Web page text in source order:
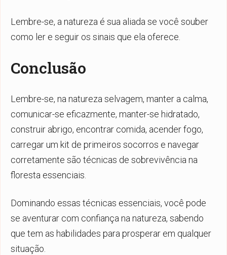
Lembre-se, a natureza é sua aliada se você souber
como ler e seguir os sinais que ela oferece.
Conclusão
Lembre-se, na natureza selvagem, manter a calma,
comunicar-se eficazmente, manter-se hidratado,
construir abrigo, encontrar comida, acender fogo,
carregar um kit de primeiros socorros e navegar
corretamente são técnicas de sobrevivência na
floresta essenciais.
Dominando essas técnicas essenciais, você pode
se aventurar com confiança na natureza, sabendo
que tem as habilidades para prosperar em qualquer
situação.